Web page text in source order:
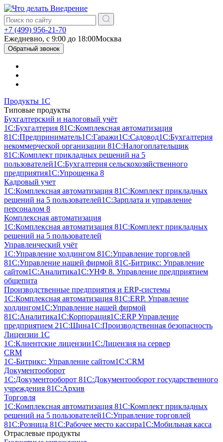
+7 (499) 956-21-70
Ежедневно, c 9:00 до 18:00Москва
Обратный звонок
Продукты 1С
Типовые продукты
Бухгалтерский и налоговый учёт
1С:Бухгалтерия 81С:Комплексная автоматизация
81С:Предприниматель1С:Гаражи1С:Садовод1С:Бухгалтерия
некоммерческой организации 81С:Налогоплательщик
81С:Комплект прикладных решений на 5
пользователей1С:Бухгалтерия сельскохозяйственного
предприятия1С:Упрощенка 8
Кадровый учет
1С:Комплексная автоматизация 81С:Комплект прикладных
решений на 5 пользователей1С:Зарплата и управление
персоналом 8
Комплексная автоматизация
1С:Комплексная автоматизация 81С:Комплект прикладных
решений на 5 пользователей
Управленческий учёт
1С:Управление холдингом 81С:Управление торговлей
81С:Управление нашей фирмой 81С-Битрикс: Управление
сайтом1С:Аналитика1С:УНФ 8. Управление предприятием
общепита
Производственные предприятия и ERP-системы
1С:Комплексная автоматизация 81С:ERP. Управление
холдингом1С:Управление нашей фирмой
81С:Аналитика1С:Корпорация1С:ERP Управление
предприятием 21С:Шина1С:Производственная безопасность
Лицензии 1С
1С:Клиентские лицензии1С:Лицензия на сервер
CRM
1С-Битрикс: Управление сайтом1С:CRM
Документооборот
1С:Документооборот 81С:Документооборот государственного
учреждения 81С:Архив
Торговля
1С:Комплексная автоматизация 81С:Комплект прикладных
решений на 5 пользователей1С:Управление торговлей
81С:Розница 81С:Рабочее место кассира1С:Мобильная касса
Отраслевые продукты